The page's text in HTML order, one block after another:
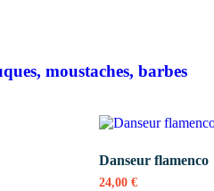
moustaches, barbes
Danseur flamenco
24,00 €